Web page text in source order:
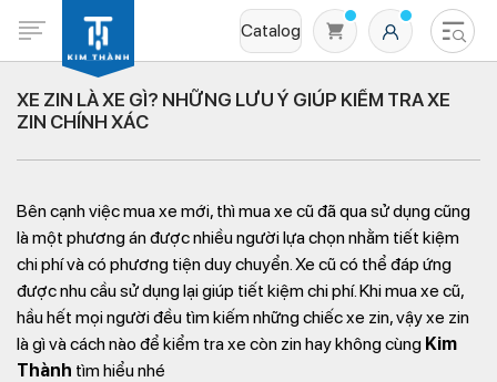
Catalog
Không có sản phẩm nào trong giỏ hàng
XE ZIN LÀ XE GÌ? NHỮNG LƯU Ý GIÚP KIỂM TRA XE
ZIN CHÍNH XÁC
Bên cạnh việc mua xe mới, thì mua xe cũ đã qua sử dụng cũng
là một phương án được nhiều người lựa chọn nhằm tiết kiệm
chi phí và có phương tiện duy chuyển. Xe cũ có thể đáp ứng
được nhu cầu sử dụng lại giúp tiết kiệm chi phí. Khi mua xe cũ,
hầu hết mọi người đều tìm kiếm những chiếc xe zin, vậy xe zin
là gì và cách nào để kiểm tra xe còn zin hay không cùng Kim
Thành tìm hiểu nhé